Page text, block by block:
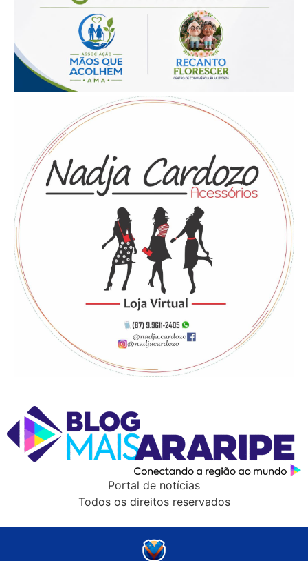
Portal de notícias
Todos os direitos reservados